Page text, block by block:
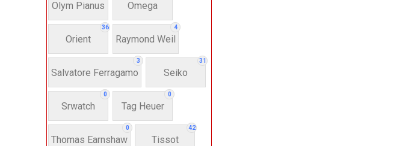
Olym Pianus Omega
36
Orient
4
Raymond Weil
3
Salvatore Ferragamo
31
Seiko
0
Srwatch
0
Tag Heuer
0
Thomas Earnshaw
42
Tissot